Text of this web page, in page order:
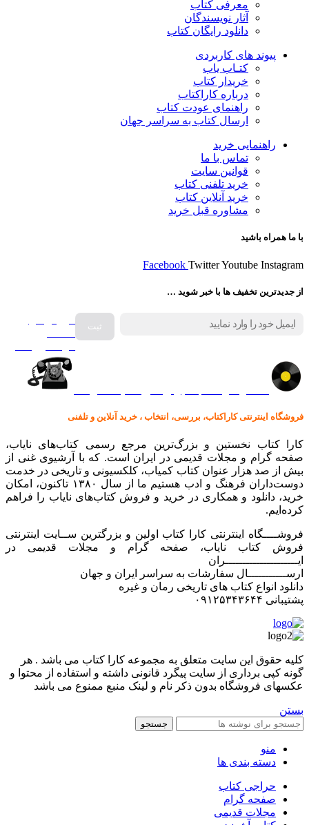
معرفی کتاب
آثار نویسندگان
دانلود رایگان کتاب
پیوند های کاربردی
کتـاب یاب
خریدار کتاب
درباره کاراکتاب
راهنمای عودت کتاب
ارسال کتاب به سراسر جهان
راهنمایی خرید
تماس با ما
قوانین سایت
خرید تلفنی کتاب
خرید آنلاین کتاب
مشاوره قبل خرید
با ما همراه باشید
Facebook TwitterYoutube Instagram
از جدیدترین تخفیف ها با خبر شوید …
فروش انواع
فروشگاه اینترنتی کاراکتاب، بررسی، انتخاب ، خرید آنلاین و تلفنی
کارا کتاب نخستین و بزرگ‌ترین مرجع رسمی کتاب‌های نایاب،
صفحه گرام و مجلات قدیمی در ایران است. که با آرشیوی غنی از
بیش از صد هزار عنوان کتاب کمیاب، کلکسیونی و تاریخی در خدمت
دوست‌داران فرهنگ و ادب هستیم ما از سال ۱۳۸۰ تاکنون، امکان
خرید، دانلود و همکاری در خرید و فروش کتاب‌های نایاب را فراهم
کرده‌ایم.
فروشــــگاه اینترنتی کارا کتاب اولین و بزرگترین ســایت اینترنتی
فروش کتاب نایاب، صفحه گرام و مجلات قدیمی در
ایـــــــــــــــــــــران
ارســـــــــــال سفارشات به سراسر ایران و جهان
دانلود انواع کتاب های تاریخی رمان و غیره
پشتیبانی ۰۹۱۲۵۳۴۳۶۴۴
کليه حقوق اين سايت متعلق به مجموعه کارا کتاب می باشد . هر
گونه کپی برداری از سایت پیگرد قانونی داشته و استفاده از محتوا و
عکسهای فروشگاه بدون ذکر نام و لینک منبع ممنوع می باشد
بستن
جستجو
منو
دسته بندی ها
حراجی کتاب
صفحه گرام
مجلات قدیمی